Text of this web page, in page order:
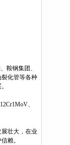
鞍钢集团、
化管等各种
、
壮大，在业
赖。